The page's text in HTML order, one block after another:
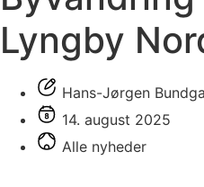
Lyngby
Hans-Jørgen
14. august 2025
Alle nyheder